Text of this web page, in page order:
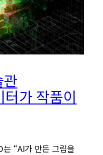
가 작품이
“AI가 만든 그림을